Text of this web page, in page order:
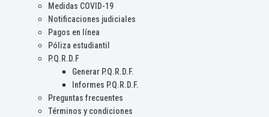
Medidas COVID-19
Notificaciones judiciales
Pagos en línea
Póliza estudiantil
P.Q.R.D.F
Generar P.Q.R.D.F.
Informes P.Q.R.D.F.
Preguntas frecuentes
Términos y condiciones